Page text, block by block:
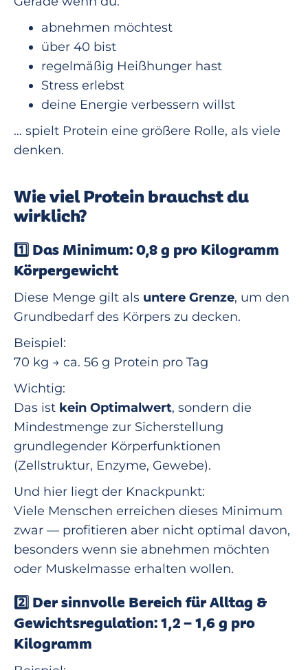
abnehmen möchtest
über 40 bist
regelmäßig Heißhunger hast
Stress erlebst
deine Energie verbessern willst
… spielt Protein eine größere Rolle, als viele
denken.
Wie viel Protein brauchst du
wirklich?
1️⃣ Das Minimum: 0,8 g pro Kilogramm
Körpergewicht
Diese Menge gilt als untere Grenze, um den
Grundbedarf des Körpers zu decken.
Beispiel:
70 kg → ca. 56 g Protein pro Tag
Wichtig:
Das ist kein Optimalwert, sondern die
Mindestmenge zur Sicherstellung
grundlegender Körperfunktionen
(Zellstruktur, Enzyme, Gewebe).
Und hier liegt der Knackpunkt:
Viele Menschen erreichen dieses Minimum
zwar — profitieren aber nicht optimal davon,
besonders wenn sie abnehmen möchten
oder Muskelmasse erhalten wollen.
2️⃣ Der sinnvolle Bereich für Alltag &
Gewichtsregulation: 1,2 – 1,6 g pro
Kilogramm